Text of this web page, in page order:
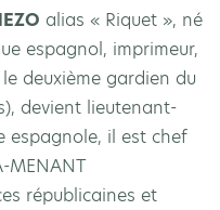
alias « Riquet », né
espagnol, imprimeur,
deuxième gardien du
devient lieutenant-
espagnole, il est chef
MENANT
républicaines et